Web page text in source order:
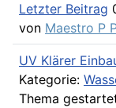
Letzter Beitrag
von Maestro P
UV Klärer
Kategorie:
Thema